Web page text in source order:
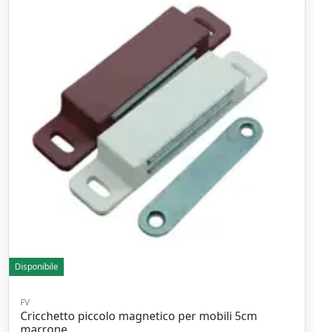
Disponibile
FV
Cricchetto piccolo magnetico per mobili 5cm